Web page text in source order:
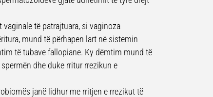
vaginale të patrajtuara, si vaginoza
mund të përhapen lart në sistemin
të tubave fallopiane. Ky dëmtim mund të
dhe duke rritur rrezikun e
janë lidhur me rritjen e rrezikut të